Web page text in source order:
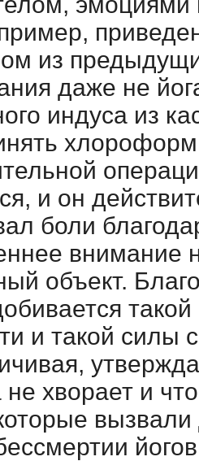
из
даже не
индуса из
и он
боли
внимание
объект.
такой
и такой силы
не хворает и